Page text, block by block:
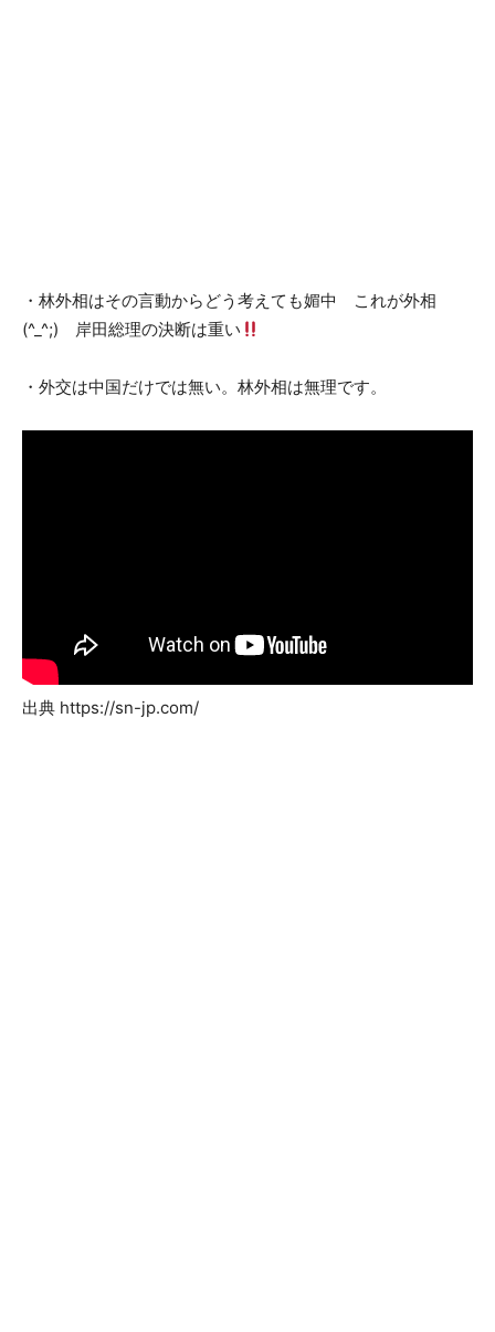
・林外相はその言動からどう考えても媚中 これが外相
(^_^;) 岸田総理の決断は重い
・外交は中国だけでは無い。林外相は無理です。
出典 https://sn-jp.com/